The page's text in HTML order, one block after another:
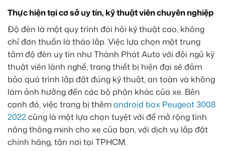
Thực hiện tại cơ sở uy tín, kỹ thuật viên chuyên nghiệp
Độ đèn là một quy trình đòi hỏi kỹ thuật cao, không
chỉ đơn thuần là tháo lắp. Việc lựa chọn một trung
tâm độ đèn uy tín như Thành Phát Auto với đội ngũ kỹ
thuật viên lành nghề, trang thiết bị hiện đại sẽ đảm
bảo quá trình lắp đặt đúng kỹ thuật, an toàn và không
làm ảnh hưởng đến các bộ phận khác của xe. Bên
cạnh đó, việc trang bị thêmandroid box Peugeot 3008
2022cũng là một lựa chọn tuyệt vời để mở rộng tính
năng thông minh cho xe của bạn, với dịch vụ lắp đặt
chính hãng, tận nơi tại TPHCM.